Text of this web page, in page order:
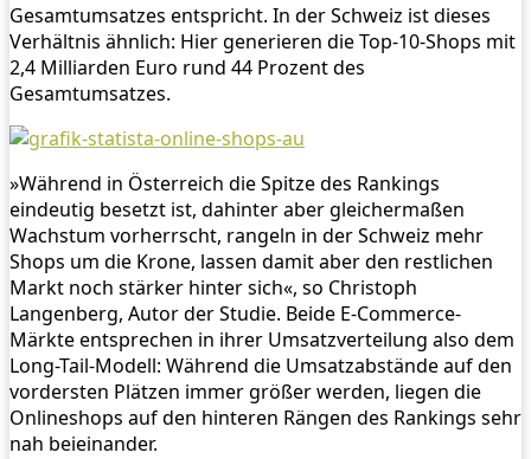
Gesamtumsatzes entspricht. In der Schweiz ist dieses
Verhältnis ähnlich: Hier generieren die Top-10-Shops mit
2,4 Milliarden Euro rund 44 Prozent des
Gesamtumsatzes.
»Während in Österreich die Spitze des Rankings
eindeutig besetzt ist, dahinter aber gleichermaßen
Wachstum vorherrscht, rangeln in der Schweiz mehr
Shops um die Krone, lassen damit aber den restlichen
Markt noch stärker hinter sich«, so Christoph
Langenberg, Autor der Studie. Beide E-Commerce-
Märkte entsprechen in ihrer Umsatzverteilung also dem
Long-Tail-Modell: Während die Umsatzabstände auf den
vordersten Plätzen immer größer werden, liegen die
Onlineshops auf den hinteren Rängen des Rankings sehr
nah beieinander.